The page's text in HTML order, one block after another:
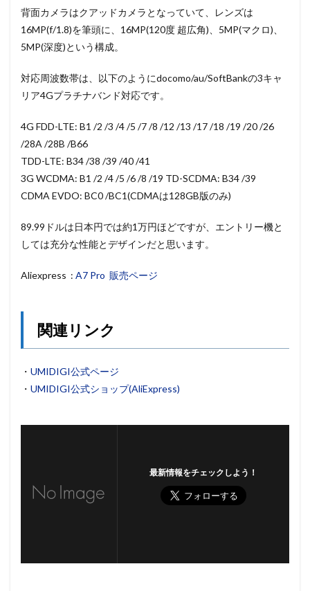
背面カメラはクアッドカメラとなっていて、レンズは
16MP(f/1.8)を筆頭に、16MP(120度 超広角)、5MP(マクロ)、
5MP(深度)という構成。
対応周波数帯は、以下のようにdocomo/au/SoftBankの3キャ
リア4Gプラチナバンド対応です。
4G FDD-LTE: B1 /2 /3 /4 /5 /7 /8 /12 /13 /17 /18 /19 /20 /26
/28A /28B /B66
TDD-LTE: B34 /38 /39 /40 /41
3G WCDMA: B1 /2 /4 /5 /6 /8 /19 TD-SCDMA: B34 /39
CDMA EVDO: BC0 /BC1(CDMAは128GB版のみ)
89.99ドルは日本円では約1万円ほどですが、エントリー機と
しては充分な性能とデザインだと思います。
Aliexpress : A7 Pro 販売ページ
関連リンク
・ UMIDIGI公式ページ
・ UMIDIGI公式ショップ(AliExpress)
最新情報をチェックしよう！